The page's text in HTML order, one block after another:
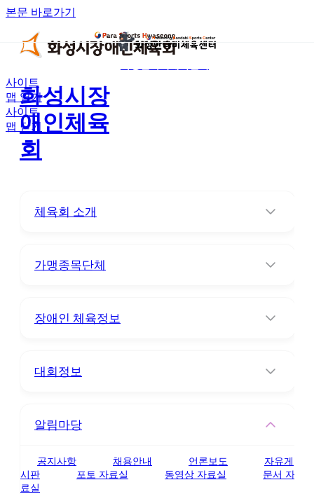
본문 바로가기
화성시장
애인체육
회
사이트
맵 열기
사이트
맵 닫기
체육회 소개
가맹종목단체
장애인 체육정보
대회정보
알림마당
공지사항 채용안내 언론보도
자유게
시판
포토 자료실 동영상 자료실
문서 자
료실